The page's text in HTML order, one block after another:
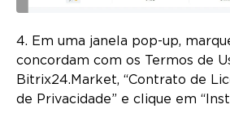
4. Em uma janela pop-up,
concordam com os Termos de
Bitrix24.Market, “Contrato de
de Privacidade” e clique em